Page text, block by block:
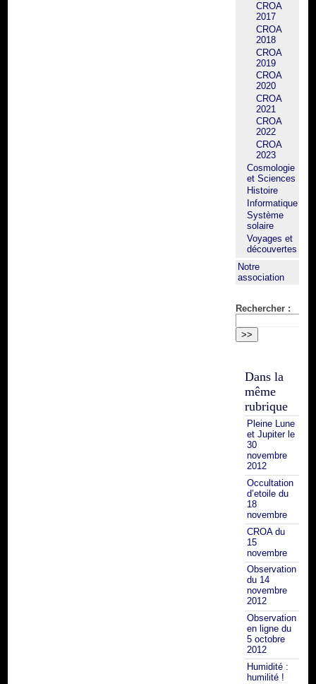
CROA
2017
CROA
2018
CROA
2019
CROA
2020
CROA
2021
CROA
2022
CROA
2023
Cosmologie
et Sciences
Histoire
Informatique
Système
solaire
Voyages et
découvertes
Notre
association
Rechercher :
Dans la
même
rubrique
Pleine Lune
et Jupiter le
30
novembre
2012
Occultation
d’etoile du
18
novembre
CROA du
15
novembre
Observation
du 14
novembre
2012
Observation
en ligne du
5 octobre
2012
Humidité :
humilité !